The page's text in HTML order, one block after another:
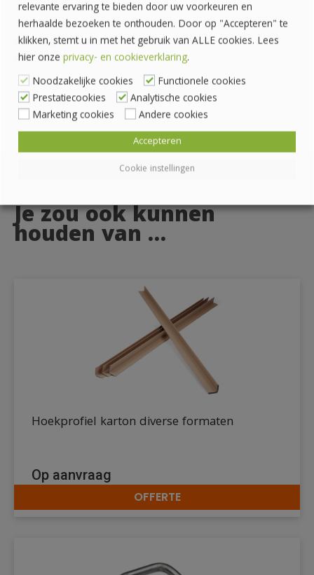
1332 AC Almere
Telefoon: 036 760 4262
Rekeningnummer: NL24 INGB 0007070888
KvK-nummer: 62559060
Je zou ook kunnen
houden van …
DETAILS
Hoekprofiel karton diverse formaten
Op aanvraag
OFFERTE
relevante ervaring te bieden door uw voorkeuren en
herhaalde bezoeken te onthouden. Door op "Accepteren" te
klikken, stemt u in met het gebruik van ALLE cookies. Lees
hier onze privacy- en cookieverklaring.
Noodzakelijke cookies
Functionele cookies
Prestatiecookies
Analytische cookies
Marketing cookies
Andere cookies
Cookie instellingen
Accepteren